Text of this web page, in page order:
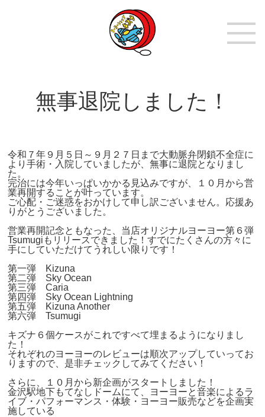
無事退院しました！
令和７年９月５日～９月２７日まで大動脈弁閉鎖不全症に
より手術・入院していましたが、無事に退院となりまし
た。
完治には今年いっぱいかかる見込みですが、１０月から営
業再開することが叶っています。
ご心配・ご迷惑をおかけして申し訳ございません。応援あ
りがとうございました。
営業再開記念ともなった、当店オリジナルヨーヨー第６弾
Tsumugiもリリースできました！すでにたくさんの方々に
手にしていただけてうれしい限りです！
第一弾 Kizuna
第二弾 Sky Ocean
第三弾 Caria
第四弾 Sky Ocean Lightning
第五弾 Kizuna Another
第六弾 Tsumugi
キズナ６個ケースがこれですべて埋まるようになりまし
た！
それぞれのヨーヨーのレビューは順次アップしていってお
りますので、是非チェックしてみてください！
さらに、１０月から新企画がスタートしました！
金沢駅地下もてなしドームにて、ヨーヨーと音楽によるラ
イブ・パフォーマンス・体験・ヨーヨー販売などを企画実
施している